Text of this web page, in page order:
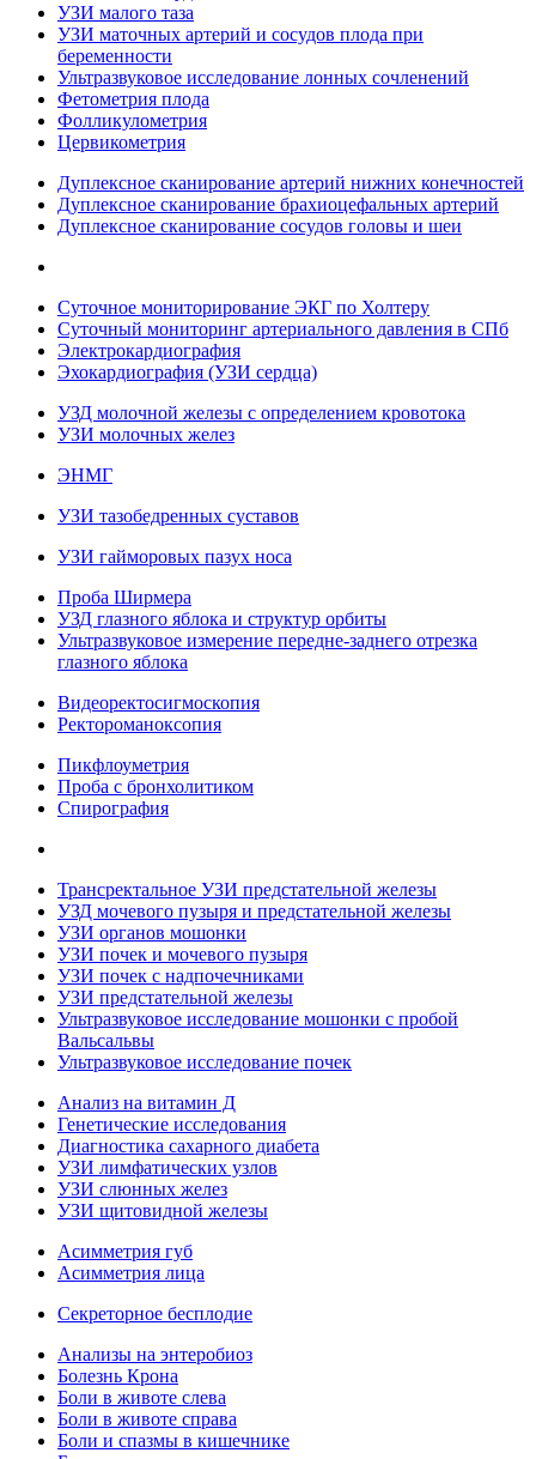
УЗИ малого таза
УЗИ маточных артерий и сосудов плода при
беременности
Ультразвуковое исследование лонных сочленений
Фетометрия плода
Фолликулометрия
Цервикометрия
Дуплексное сканирование артерий нижних конечностей
Дуплексное сканирование брахиоцефальных артерий
Дуплексное сканирование сосудов головы и шеи
Суточное мониторирование ЭКГ по Холтеру
Суточный мониторинг артериального давления в СПб
Электрокардиография
Эхокардиография (УЗИ сердца)
УЗД молочной железы с определением кровотока
УЗИ молочных желез
ЭНМГ
УЗИ тазобедренных суставов
УЗИ гайморовых пазух носа
Проба Ширмера
УЗД глазного яблока и структур орбиты
Ультразвуковое измерение передне-заднего отрезка
глазного яблока
Видеоректосигмоскопия
Ректороманоксопия
Пикфлоуметрия
Проба с бронхолитиком
Спирография
Трансректальное УЗИ предстательной железы
УЗД мочевого пузыря и предстательной железы
УЗИ органов мошонки
УЗИ почек и мочевого пузыря
УЗИ почек с надпочечниками
УЗИ предстательной железы
Ультразвуковое исследование мошонки с пробой
Вальсальвы
Ультразвуковое исследование почек
Анализ на витамин Д
Генетические исследования
Диагностика сахарного диабета
УЗИ лимфатических узлов
УЗИ слюнных желез
УЗИ щитовидной железы
Асимметрия губ
Асимметрия лица
Секреторное бесплодие
Анализы на энтеробиоз
Болезнь Крона
Боли в животе слева
Боли в животе справа
Боли и спазмы в кишечнике